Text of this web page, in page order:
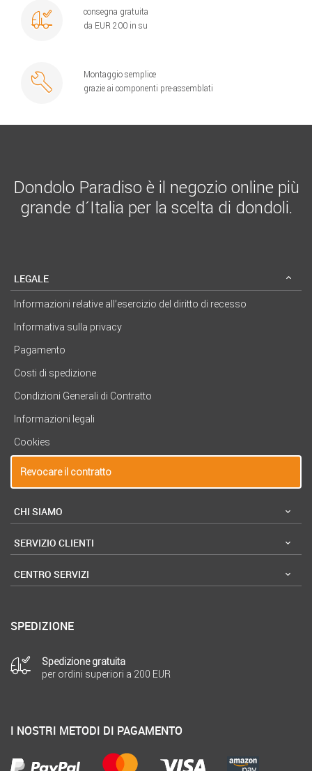
consegna gratuita
da EUR 200 in su
Montaggio semplice
grazie ai componenti pre-assemblati
Dondolo Paradiso è il negozio online più
grande d´Italia per la scelta di dondoli.
LEGALE
Informazioni relative all’esercizio del diritto di recesso
Informativa sulla privacy
Pagamento
Costi di spedizione
Condizioni Generali di Contratto
Informazioni legali
Cookies
Revocare il contratto
CHI SIAMO
SERVIZIO CLIENTI
CENTRO SERVIZI
SPEDIZIONE
Spedizione gratuita
per ordini superiori a 200 EUR
I NOSTRI METODI DI PAGAMENTO